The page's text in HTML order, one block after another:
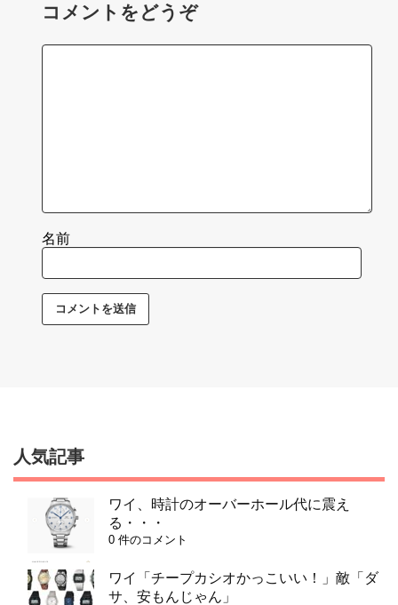
コメントをどうぞ
名前
人気記事
ワイ、時計のオーバーホール代に震え
る・・・
0 件のコメント
ワイ「チープカシオかっこいい！」敵「ダ
サ、安もんじゃん」